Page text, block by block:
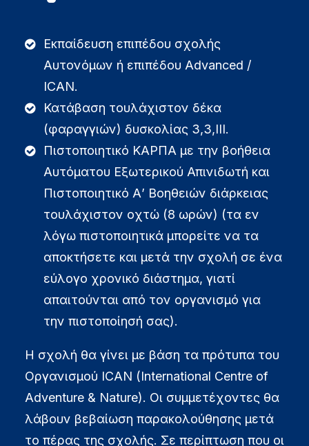
Εκπαίδευση επιπέδου σχολής
Αυτονόμων ή επιπέδου Advanced /
ICAN.
Κατάβαση τουλάχιστον δέκα
(φαραγγιών) δυσκολίας 3,3,ΙΙΙ.
Πιστοποιητικό ΚΑΡΠΑ με την βοήθεια
Αυτόματου Εξωτερικού Απινιδωτή και
Πιστοποιητικό Α’ Βοηθειών διάρκειας
τουλάχιστον οχτώ (8 ωρών) (τα εν
λόγω πιστοποιητικά μπορείτε να τα
αποκτήσετε και μετά την σχολή σε ένα
εύλογο χρονικό διάστημα, γιατί
απαιτούνται από τον οργανισμό για
την πιστοποίησή σας).
Η σχολή θα γίνει με βάση τα πρότυπα του
Οργανισμού ICAN (International Centre of
Adventure & Nature). Οι συμμετέχοντες θα
λάβουν βεβαίωση παρακολούθησης μετά
το πέρας της σχολής. Σε περίπτωση που οι